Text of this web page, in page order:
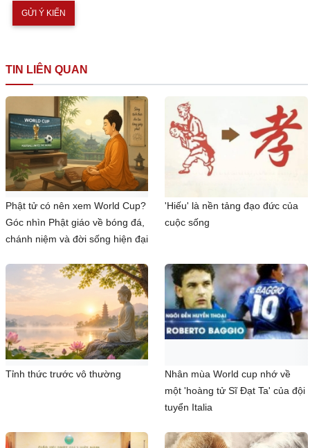
TIN LIÊN QUAN
Phật tử có nên xem World Cup?
Góc nhìn Phật giáo về bóng đá,
chánh niệm và đời sống hiện đại
'Hiếu' là nền tảng đạo đức của
cuộc sống
Tỉnh thức trước vô thường
Nhân mùa World cup nhớ về
một 'hoàng tử Sĩ Đạt Ta' của đội
tuyển Italia